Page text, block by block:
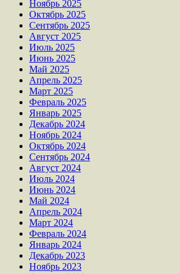
Ноябрь 2025
Октябрь 2025
Сентябрь 2025
Август 2025
Июль 2025
Июнь 2025
Май 2025
Апрель 2025
Март 2025
Февраль 2025
Январь 2025
Декабрь 2024
Ноябрь 2024
Октябрь 2024
Сентябрь 2024
Август 2024
Июль 2024
Июнь 2024
Май 2024
Апрель 2024
Март 2024
Февраль 2024
Январь 2024
Декабрь 2023
Ноябрь 2023